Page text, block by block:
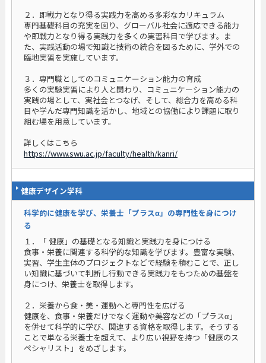
２．即戦力となり得る実践力を高める多彩なカリキュラム
専門基礎科目の充実を図り、グローバル社会に適応できる能力
や即戦力となり得る実践力を多くの実習科目で学びます。ま
た、実践活動の場で知識と技術の統合を図るために、学外での
臨地実習を実施しています。
３．専門職としてのコミュニケーション能力の育成
多くの実験実習により人と関わり、コミュニケーション能力の
実践の場として、実社会とつなげ、そして、総合力を高める科
目や学んだ専門知識を活かし、地域との協働により課題に取り
組む場を用意しています。
詳しくはこちら
https://www.swu.ac.jp/faculty/health/kanri/
健康デザイン学科
科学的に健康を学び、栄養士「プラスα」の専門性を身につけ
る
１．「 健康」の基礎となる知識と実践力を身につける
食事・栄養に関連する科学的な知識を学びます。豊富な実験、
実習、学生主体のプロジェクトなどで経験を積むことで、正し
い知識に基づいて判断し行動できる実践力をもつための基盤を
身につけ、栄養士を取得します。
２．栄養から食・美・運動へと専門性を広げる
健康を、食事・栄養だけでなく運動や美容などの「プラスα」
を併せて科学的に学び、関連する資格を取得します。そうする
ことで単なる栄養士を超えて、より広い視野を持つ「健康のス
ペシャリスト」をめざします。